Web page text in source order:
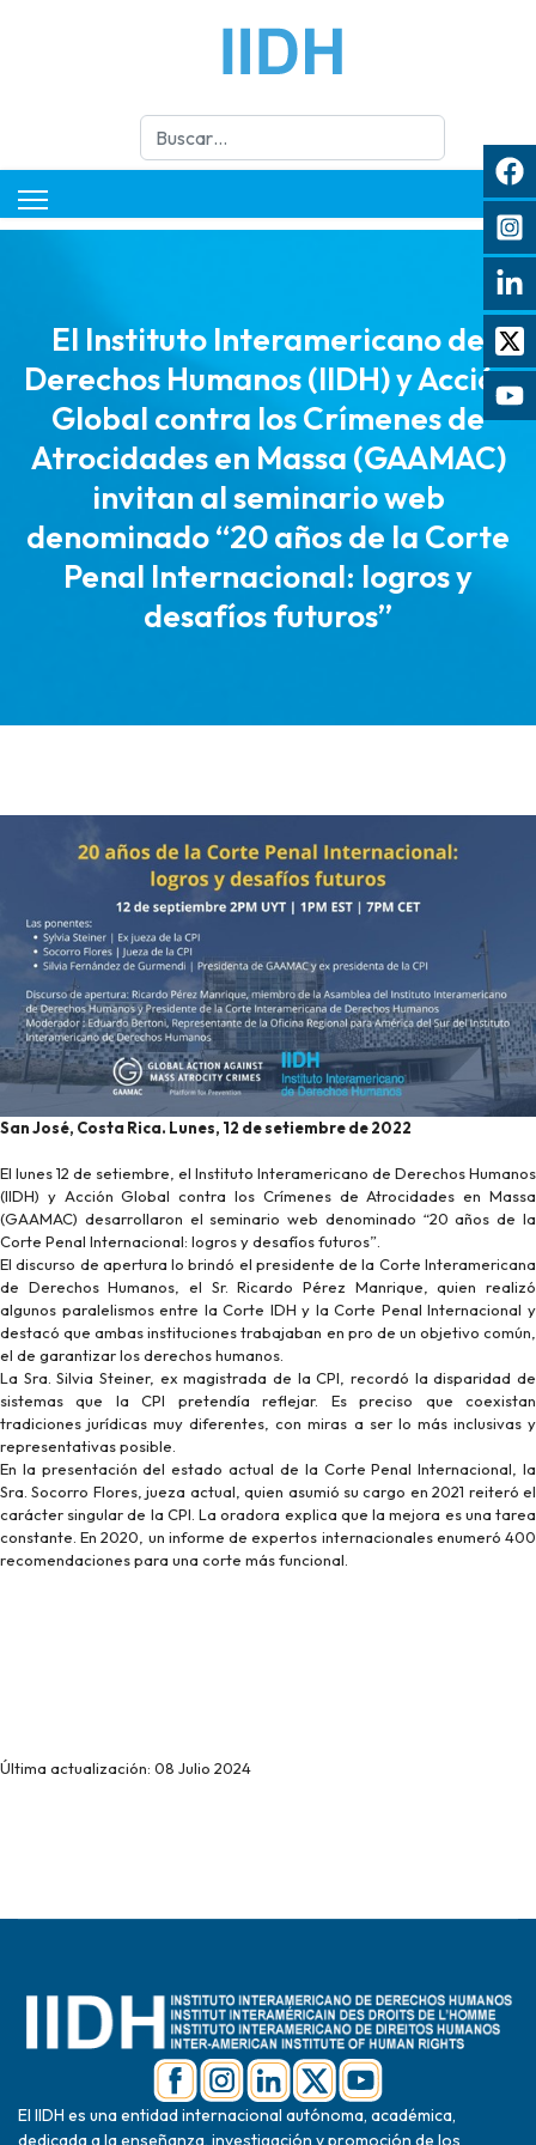
Buscar
El Instituto Interamericano de
Derechos Humanos (IIDH) y Acción
Global contra los Crímenes de
Atrocidades en Massa (GAAMAC)
invitan al seminario web
denominado “20 años de la Corte
Penal Internacional: logros y
desafíos futuros”
San José, Costa Rica. Lunes, 12 de setiembre de 2022
El lunes 12 de setiembre, el Instituto Interamericano de Derechos Humanos
(IIDH) y Acción Global contra los Crímenes de Atrocidades en Massa
(GAAMAC) desarrollaron el seminario web denominado “20 años de la
Corte Penal Internacional: logros y desafíos futuros”.
El discurso de apertura lo brindó el presidente de la Corte Interamericana
de Derechos Humanos, el Sr. Ricardo Pérez Manrique, quien realizó
algunos paralelismos entre la Corte IDH y la Corte Penal Internacional y
destacó que ambas instituciones trabajaban en pro de un objetivo común,
el de garantizar los derechos humanos.
La Sra. Silvia Steiner, ex magistrada de la CPI, recordó la disparidad de
sistemas que la CPI pretendía reflejar. Es preciso que coexistan
tradiciones jurídicas muy diferentes, con miras a ser lo más inclusivas y
representativas posible.
En la presentación del estado actual de la Corte Penal Internacional, la
Sra. Socorro Flores, jueza actual, quien asumió su cargo en 2021 reiteró el
carácter singular de la CPI. La oradora explica que la mejora es una tarea
constante. En 2020, un informe de expertos internacionales enumeró 400
recomendaciones para una corte más funcional.
Última actualización: 08 Julio 2024
El IIDH es una entidad internacional autónoma, académica,
dedicada a la enseñanza, investigación y promoción de los